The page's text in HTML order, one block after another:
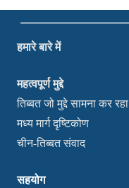
हमारे बारे में
महत्वपूर्ण मुद्दे
तिब्बत जो मुद्दे सामना कर रहा
मध्य मार्ग दृष्टिकोण
चीन-तिब्बत संवाद
सहयोग